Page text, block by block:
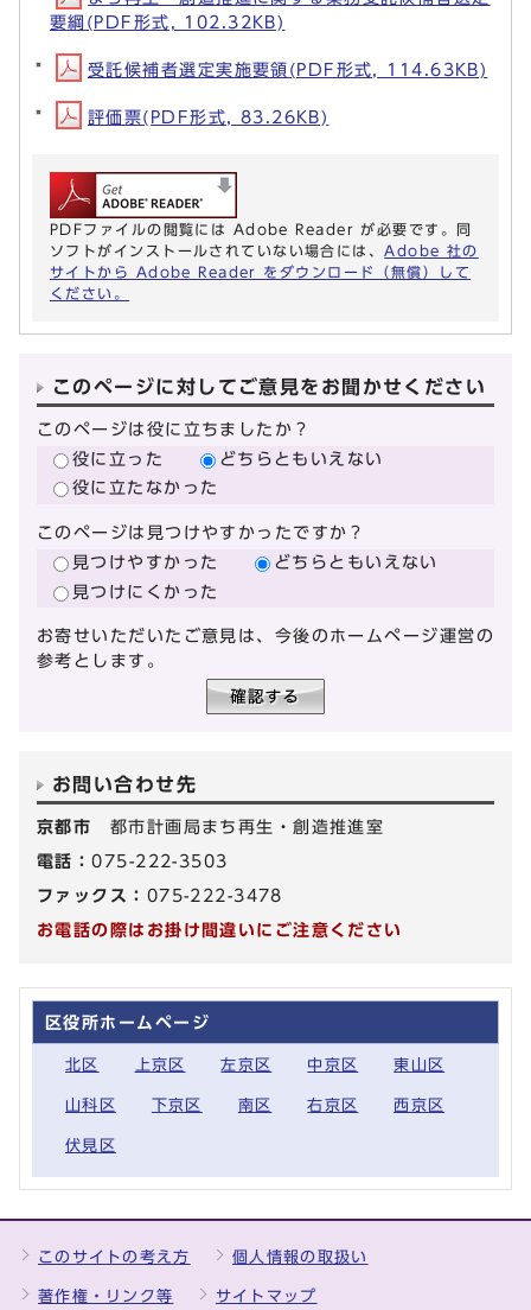
要綱(PDF形式, 102.32KB)
受託候補者選定実施要領(PDF形式, 114.63KB)
評価票(PDF形式, 83.26KB)
PDFファイルの閲覧には Adobe Reader が必要です。同
ソフトがインストールされていない場合には、 Adobe 社の
サイトから Adobe Reader をダウンロード（無償）して
ください。
このページに対してご意見をお聞かせください
このページは役に立ちましたか？
役に立った
どちらともいえない
役に立たなかった
このページは見つけやすかったですか？
見つけやすかった
どちらともいえない
見つけにくかった
お寄せいただいたご意見は、今後のホームページ運営の
参考とします。
お問い合わせ先
京都市 都市計画局まち再生・創造推進室
電話：075-222-3503
ファックス： 075-222-3478
お電話の際はお掛け間違いにご注意ください
区役所ホームページ
北区 上京区 左京区 中京区 東山区
山科区 下京区 南区 右京区 西京区
伏見区
このサイトの考え方 個人情報の取扱い
著作権・リンク等 サイトマップ